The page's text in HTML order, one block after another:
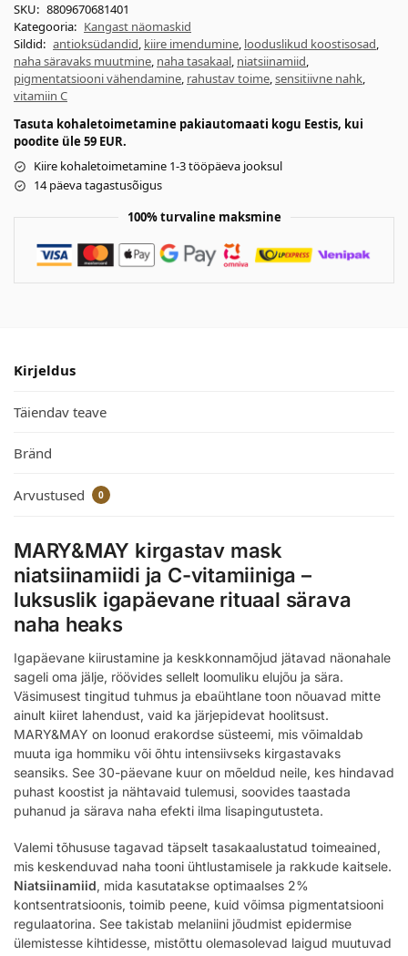
SKU: 8809670681401
Kategooria: Kangast näomaskid
Sildid: antioksüdandid, kiire imendumine, looduslikud koostisosad,
naha säravaks muutmine, naha tasakaal, niatsiinamiid,
pigmentatsiooni vähendamine, rahustav toime,sensitiivne nahk,
vitamiin C
Tasuta kohaletoimetamine pakiautomaati kogu Eestis, kui
poodite üle 59 EUR.
Kiire kohaletoimetamine 1-3 tööpäeva jooksul
14 päeva tagastusõigus
100% turvaline maksmine
Kirjeldus
Täiendav teave
Bränd
Arvustused 0
MARY&MAY kirgastav mask
niatsiinamiidi ja C-vitamiiniga –
luksuslik igapäevane rituaal särava
naha heaks
Igapäevane kiirustamine ja keskkonnamõjud jätavad näonahale
sageli oma jälje, röövides sellelt loomuliku elujõu ja sära.
Väsimusest tingitud tuhmus ja ebaühtlane toon nõuavad mitte
ainult kiiret lahendust, vaid ka järjepidevat hoolitsust.
MARY&MAY on loonud erakordse süsteemi, mis võimaldab
muuta iga hommiku või õhtu intensiivseks kirgastavaks
seansiks. See 30-päevane kuur on mõeldud neile, kes hindavad
puhast koostist ja nähtavaid tulemusi, soovides taastada
puhanud ja särava naha efekti ilma lisapingutusteta.
Valemi tõhususe tagavad täpselt tasakaalustatud toimeained,
mis keskenduvad naha tooni ühtlustamisele ja rakkude kaitsele.
Niatsiinamiid, mida kasutatakse optimaalses 2%
kontsentratsioonis, toimib peene, kuid võimsa pigmentatsiooni
regulaatorina. See takistab melaniini jõudmist epidermise
ülemistesse kihtidesse, mistõttu olemasolevad laigud muutuvad